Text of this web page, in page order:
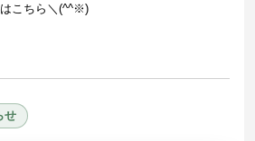
こちら＼(^^※)
せ